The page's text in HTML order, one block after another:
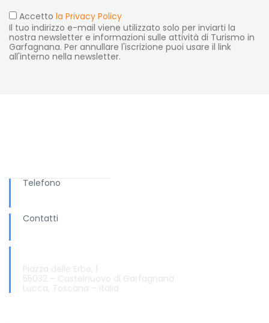
Accetto la Privacy Policy
Il tuo indirizzo e-mail viene utilizzato solo per inviarti la
nostra newsletter e informazioni sulle attività di Turismo in
Garfagnana. Per annullare l'iscrizione puoi usare il link
all'interno nella newsletter.
Telefono
Contatti
Piazza delle Erbe, 1
55032 – Castelnuovo di Garfagnana
Lucca, Toscana – Italia